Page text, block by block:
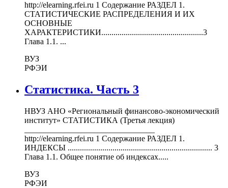
http://elearning.rfei.ru 1 Содержание РАЗДЕЛ 1.
СТАТИСТИЧЕСКИЕ РАСПРЕДЕЛЕНИЯ И ИХ
ОСНОВНЫЕ
ХАРАКТЕРИСТИКИ..................................................3
Глава 1.1. ...
ВУЗ
РФЭИ
Статистика. Часть 3
НВУЗ АНО «Региональный финансово-экономический
институт» СТАТИСТИКА (Третья лекция)
http://elearning.rfei.ru 1 Содержание РАЗДЕЛ 1.
ИНДЕКСЫ ....................................................................... 3
Глава 1.1. Общее понятие об индексах.....
ВУЗ
РФЭИ